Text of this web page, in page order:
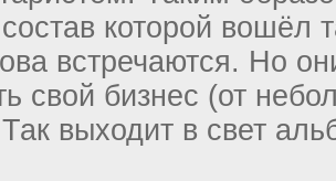
которой
встречаются. Но
свой бизнес (от
выходит в свет